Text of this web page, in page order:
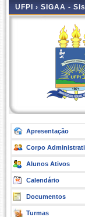
UFPI › SIGAA -
Apresentação
Corpo
Alunos Ativos
Calendário
Documentos
Turmas